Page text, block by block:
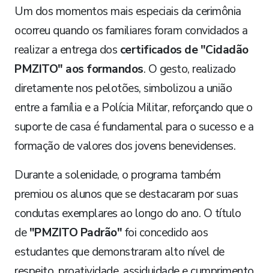
Um dos momentos mais especiais da cerimônia
ocorreu quando os familiares foram convidados a
realizar a entrega dos certificados de "Cidadão
PMZITO" aos formandos. O gesto, realizado
diretamente nos pelotões, simbolizou a união
entre a família e a Polícia Militar, reforçando que o
suporte de casa é fundamental para o sucesso e a
formação de valores dos jovens benevidenses.
Durante a solenidade, o programa também
premiou os alunos que se destacaram por suas
condutas exemplares ao longo do ano. O título
de"PMZITO Padrão"foi concedido aos
estudantes que demonstraram alto nível de